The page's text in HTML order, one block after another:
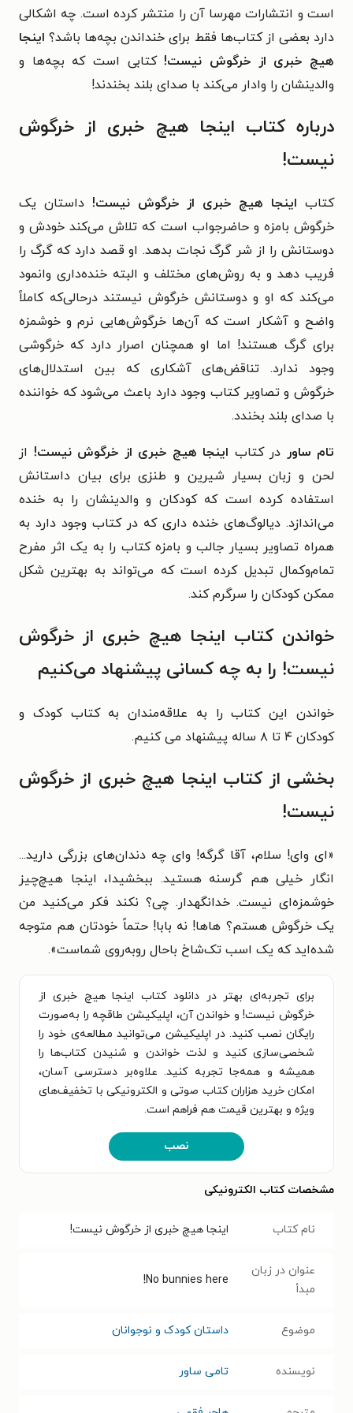
است و انتشارات مهرسا آن را منتشر کرده است. چه اشکالی
دارد بعضی از کتاب‌ها فقط برای خنداندن بچه‌ها باشد؟ اینجا
هیچ خبری از خرگوش نیست!کتابی است که بچه‌ها و
والدینشان را وادار می‌کند با صدای بلند بخندند!
درباره کتاب اینجا هیچ خبری از خرگوش
نیست!
کتاب اینجا هیچ خبری از خرگوش نیست! داستان یک
خرگوش بامزه و حاضرجواب است که تلاش می‌کند خودش و
دوستانش را از شر گرگ نجات بدهد. او قصد دارد که گرگ را
فریب دهد و به روش‌های مختلف و البته خنده‌داری وانمود
می‌کند که او و دوستانش خرگوش نیستند درحالی‌که کاملاً
واضح و آشکار است که آن‌ها خرگوش‌هایی نرم و خوشمزه‌
برای گرگ هستند! اما او همچنان اصرار دارد که خرگوشی
وجود ندارد. تناقض‌های آشکاری که بین استدلال‌های
خرگوش و تصاویر کتاب وجود دارد باعث می‌شود که خواننده
با صدای بلند بخندد.
تام ساور در کتاب اینجا هیچ خبری از خرگوش نیست! از
لحن و زبان بسیار شیرین و طنزی برای بیان داستانش
استفاده کرده است که کودکان و والدینشان را به خنده
می‌اندازد. دیالوگ‌های خنده داری که در کتاب وجود دارد به
همراه تصاویر بسیار جالب و بامزه‌ کتاب را به یک اثر مفرح
تمام‌وکمال تبدیل کرده است که می‌تواند به بهترین شکل
ممکن کودکان را سرگرم کند.
خواندن کتاب اینجا هیچ خبری از خرگوش
نیست! را به چه کسانی پیشنهاد می‌کنیم
خواندن این کتاب را به علاقه‌مندان به کتاب کودک و
کودکان ۴ تا ۸ ساله پیشنهاد می کنیم.
بخشی از کتاب اینجا هیچ خبری از خرگوش
نیست!
«ای وای! سلام، آقا گرگه! وای چه دندان‌های بزرگی دارید...
انگار خیلی هم گرسنه هستید. ببخشیدا، اینجا هیچ‌چیز
خوشمزه‌ای نیست. خدانگهدار. چی؟ نکند فکر می‌کنید من
یک خرگوش هستم؟ هاها! نه بابا! حتماً خودتان هم متوجه
شده‌اید که یک اسب تک‌شاخ باحال رو‌به‌روی شماست».
برای تجربه‌ای بهتر در دانلود کتاب اینجا هیچ خبری از
خرگوش نیست! و خواندن آن، اپلیکیشن طاقچه را به‌صورت
رایگان نصب کنید. در اپلیکیشن می‌توانید مطالعه‌ی خود را
شخصی‌سازی کنید و لذت خواندن و شنیدن کتاب‌ها را
همیشه و همه‌جا تجربه کنید. علاوه‌بر دسترسی آسان،
امکان خرید هزاران کتاب صوتی و الکترونیکی با تخفیف‌های
ویژه و بهترین قیمت هم فراهم است.
نصب
مشخصات کتاب الکترونیکی
نام کتاب اینجا هیچ خبری از خرگوش نیست!
عنوان در زبان
مبدأ
No bunnies here!
موضوع داستان کودک و نوجوانان
نویسنده تامی ساور